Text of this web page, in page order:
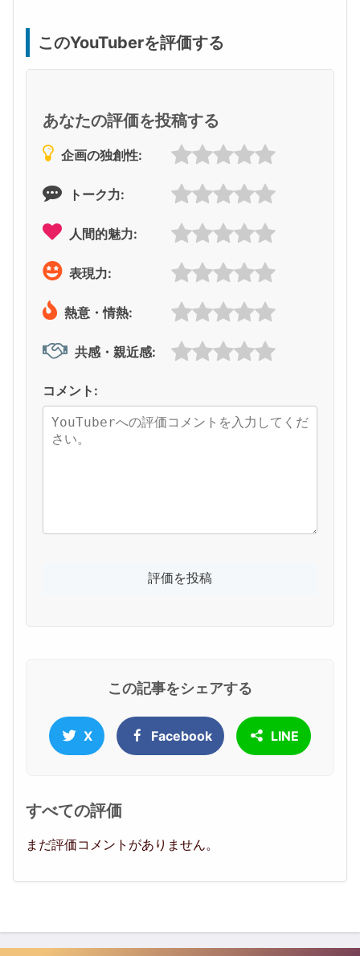
このYouTuberを評価する
あなたの評価を投稿する
企画の独創性:
トーク力:
人間的魅力:
表現力:
熱意・情熱:
共感・親近感:
コメント:
この記事をシェアする
X Facebook LINE
すべての評価
まだ評価コメントがありません。